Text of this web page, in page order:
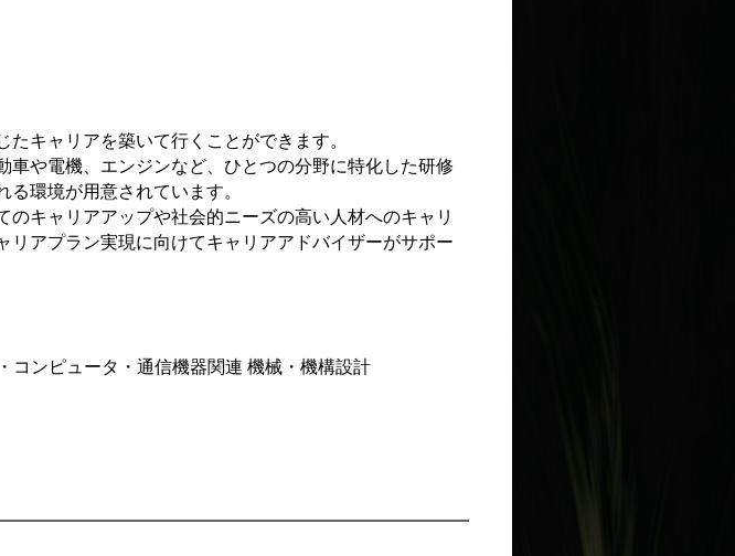
キャリアを築いて行くことができます。
車や電機、エンジンなど、ひとつの分野に特化した研修
環境が用意されています。
キャリアアップや社会的ニーズの高い人材へのキャリ
アプラン実現に向けてキャリアアドバイザーがサポー
コンピュータ・通信機器関連 機械・機構設計